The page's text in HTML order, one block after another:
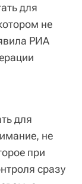
для
не
РИА
для
не
при
сразу